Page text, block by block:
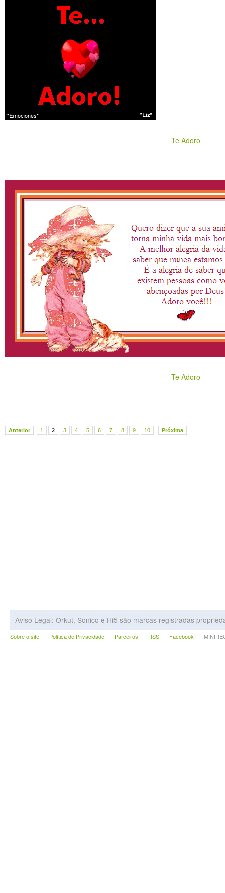
Te Adoro
Te Adoro
Anterior 1 2 3 4 5 6 7 8 9 10 Próxima
Aviso Legal: Orkut, Sonico e Hi5 são marcas registradas
Sobre o site Política de Privacidade Parceiros RSS Facebook